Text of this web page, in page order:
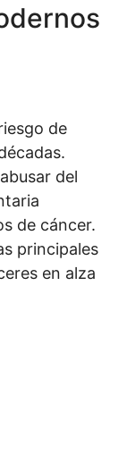
de
del
de cáncer.
principales
en alza